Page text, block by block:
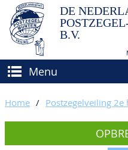
DE
B.V.
Menu
(VER)KOPEN
Hoe verkopen?
BIEDEN
Home / Postzegelveiling